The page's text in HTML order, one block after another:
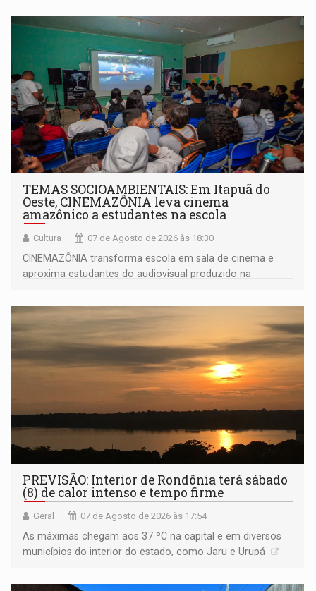
TEMAS SOCIOAMBIENTAIS: Em Itapuã do
Oeste, CINEMAZÔNIA leva cinema
amazônico a estudantes na escola
Cultura 07 de Agosto de 2026 às 18:30
CINEMAZÔNIA transforma escola em sala de cinema e
aproxima estudantes do audiovisual produzido na
PREVISÃO: Interior de Rondônia terá sábado
(8) de calor intenso e tempo firme
Geral 07 de Agosto de 2026 às 17:54
As máximas chegam aos 37 ºC na capital e em diversos
municípios do interior do estado, como Jaru e Urupá